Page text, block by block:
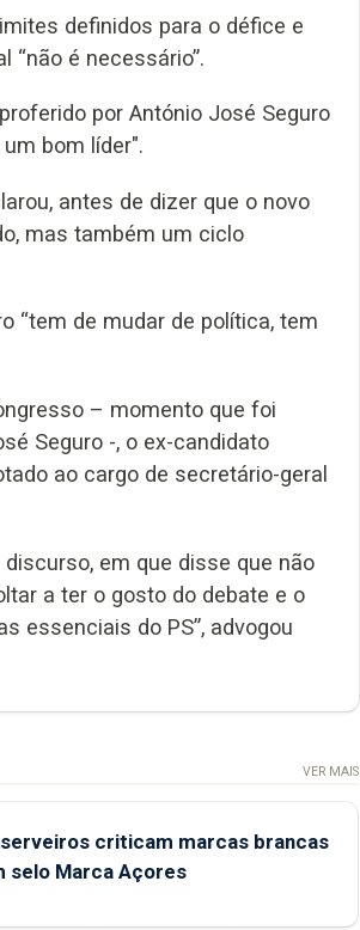
definidos para o défice e
“não é necessário”.
por António José Seguro
bom líder".
antes de dizer que o novo
mas também um ciclo
“tem de mudar de política, tem
– momento que foi
Seguro -, o ex-candidato
ao cargo de secretário-geral
em que disse que não
a ter o gosto do debate e o
essenciais do PS”, advogou
VER MAIS
criticam marcas brancas
selo Marca Açores